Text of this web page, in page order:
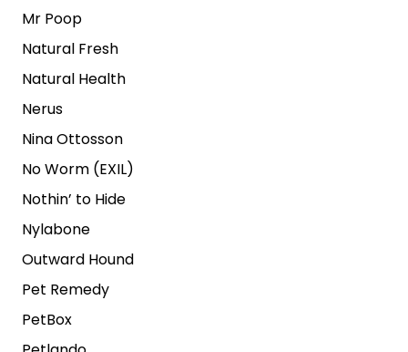
Mr Poop
Natural Fresh
Natural Health
Nerus
Nina Ottosson
No Worm (EXIL)
Nothin’ to Hide
Nylabone
Outward Hound
Pet Remedy
PetBox